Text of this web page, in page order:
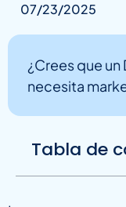
07/23/2025
¿Crees que
necesita
Tabla de